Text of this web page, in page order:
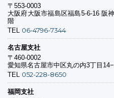
〒553-0003
大阪府大阪市福島区福島5-6-16 阪
階
TEL 06-4796-7344
名古屋支社
〒460-0002
愛知県名古屋市中区丸の内3丁目
TEL 052-228-8650
福岡支社